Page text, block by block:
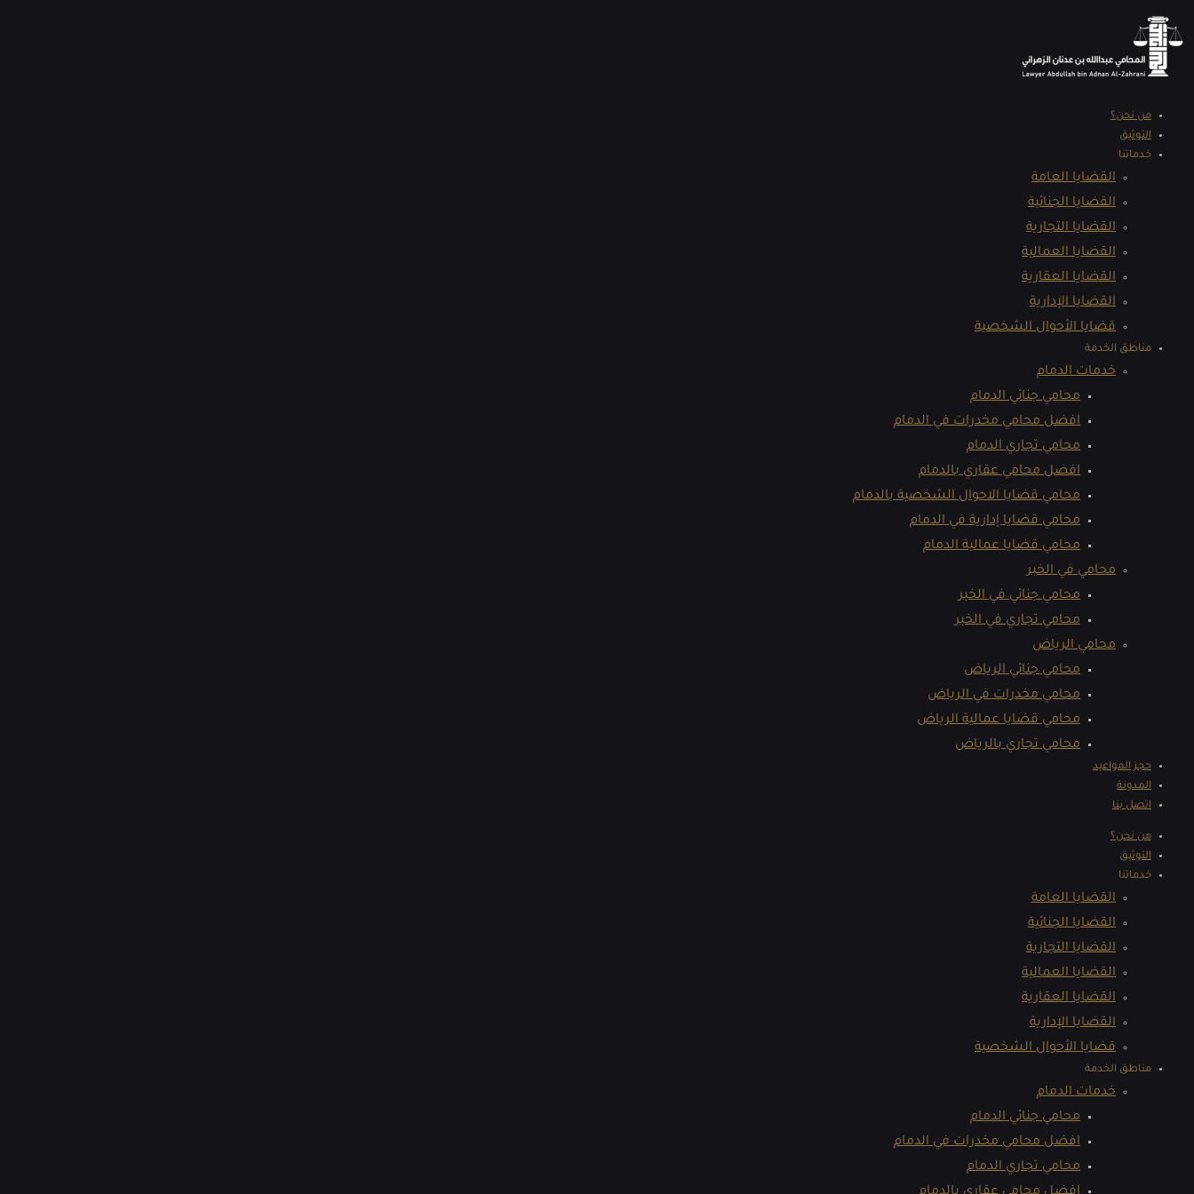
من نحن؟
التوثيق
خدماتنا
القضايا العامة
القضايا الجنائية
القضايا التجارية
القضايا العمالية
القضايا العقارية
القضايا الإدارية
قضايا الأحوال الشخصية
مناطق الخدمة
خدمات الدمام
محامي جنائي الدمام
افضل محامي مخدرات في الدمام
محامي تجاري الدمام
افضل محامي عقاري بالدمام
محامي قضايا الاحوال الشخصية بالدمام
محامي قضايا إدارية في الدمام
محامي قضايا عمالية الدمام
محامي في الخبر
محامي جنائي في الخبر
محامي تجاري في الخبر
محامي الرياض
محامي جنائي الرياض
محامي مخدرات في الرياض
محامي قضايا عمالية الرياض
محامي تجاري بالرياض
حجز المواعيد
المدونة
اتصل بنا
من نحن؟
التوثيق
خدماتنا
القضايا العامة
القضايا الجنائية
القضايا التجارية
القضايا العمالية
القضايا العقارية
القضايا الإدارية
قضايا الأحوال الشخصية
مناطق الخدمة
خدمات الدمام
محامي جنائي الدمام
افضل محامي مخدرات في الدمام
محامي تجاري الدمام